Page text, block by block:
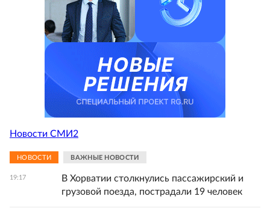
Новости СМИ2
НОВОСТИ ВАЖНЫЕ НОВОСТИ
19:17
В Хорватии столкнулись пассажирский и
грузовой поезда, пострадали 19 человек